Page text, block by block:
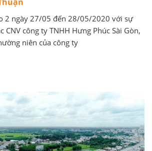
2 ngày 27/05 đến 28/05/2020 với sự
CNV công ty TNHH Hưng Phúc Sài Gòn,
niên của công ty